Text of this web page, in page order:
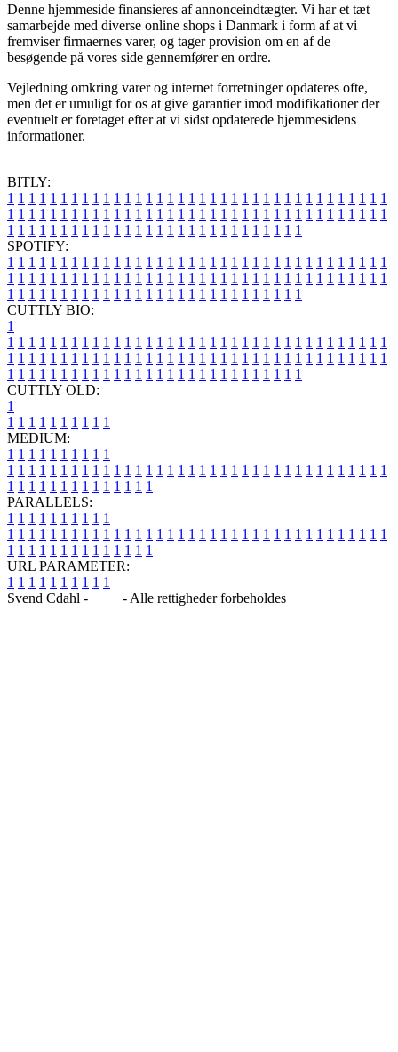
Denne hjemmeside finansieres af annonceindtægter. Vi har et tæt
samarbejde med diverse online shops i Danmark i form af at vi
fremviser firmaernes varer, og tager provision om en af de
besøgende på vores side gennemfører en ordre.
Vejledning omkring varer og internet forretninger opdateres ofte,
men det er umuligt for os at give garantier imod modifikationer der
eventuelt er foretaget efter at vi sidst opdaterede hjemmesidens
informationer.
BITLY:
1 1 1 1 1 1 1 1 1 1 1 1 1 1 1 1 1 1 1 1 1 1 1 1 1 1 1 1 1 1 1 1 1 1 1 1
1 1 1 1 1 1 1 1 1 1 1 1 1 1 1 1 1 1 1 1 1 1 1 1 1 1 1 1 1 1 1 1 1 1 1 1
1 1 1 1 1 1 1 1 1 1 1 1 1 1 1 1 1 1 1 1 1 1 1 1 1 1 1 1
SPOTIFY:
1 1 1 1 1 1 1 1 1 1 1 1 1 1 1 1 1 1 1 1 1 1 1 1 1 1 1 1 1 1 1 1 1 1 1 1
1 1 1 1 1 1 1 1 1 1 1 1 1 1 1 1 1 1 1 1 1 1 1 1 1 1 1 1 1 1 1 1 1 1 1 1
1 1 1 1 1 1 1 1 1 1 1 1 1 1 1 1 1 1 1 1 1 1 1 1 1 1 1 1
CUTTLY BIO:
1
1 1 1 1 1 1 1 1 1 1 1 1 1 1 1 1 1 1 1 1 1 1 1 1 1 1 1 1 1 1 1 1 1 1 1 1
1 1 1 1 1 1 1 1 1 1 1 1 1 1 1 1 1 1 1 1 1 1 1 1 1 1 1 1 1 1 1 1 1 1 1 1
1 1 1 1 1 1 1 1 1 1 1 1 1 1 1 1 1 1 1 1 1 1 1 1 1 1 1 1
CUTTLY OLD:
1
1 1 1 1 1 1 1 1 1 1
MEDIUM:
1 1 1 1 1 1 1 1 1 1
1 1 1 1 1 1 1 1 1 1 1 1 1 1 1 1 1 1 1 1 1 1 1 1 1 1 1 1 1 1 1 1 1 1 1 1
1 1 1 1 1 1 1 1 1 1 1 1 1 1
PARALLELS:
1 1 1 1 1 1 1 1 1 1
1 1 1 1 1 1 1 1 1 1 1 1 1 1 1 1 1 1 1 1 1 1 1 1 1 1 1 1 1 1 1 1 1 1 1 1
1 1 1 1 1 1 1 1 1 1 1 1 1 1
URL PARAMETER:
1 1 1 1 1 1 1 1 1 1
Svend Cdahl -
- Alle rettigheder forbeholdes